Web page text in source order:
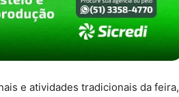
e atividades tradicionais da feira,